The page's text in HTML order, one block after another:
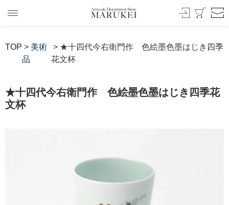
TOP > 美術
品
> ★十四代今右衛門作 色絵墨色墨はじき四季
花文杯
★十四代今右衛門作 色絵墨色墨はじき四季花
文杯